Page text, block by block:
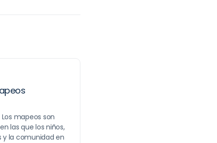
mapeos son
las que los niños,
y la comunidad en